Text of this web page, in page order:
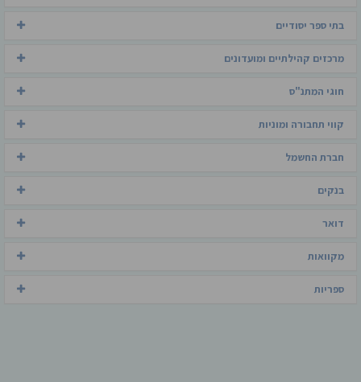
בתי ספר יסודיים
מרכזים קהילתיים ומועדונים
חוגי המתנ"ס
קווי תחבורה ומוניות
חברת החשמל
בנקים
דואר
מקוואות
ספריות